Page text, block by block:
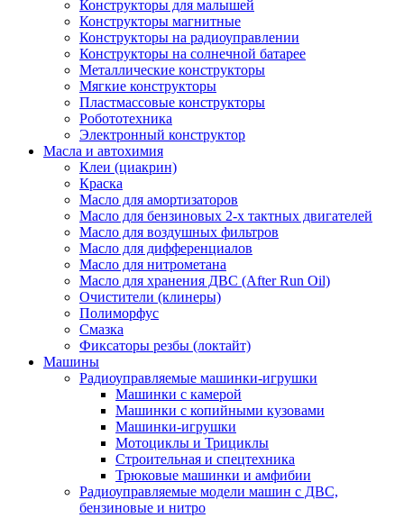
Конструкторы для малышей
Конструкторы магнитные
Конструкторы на радиоуправлении
Конструкторы на солнечной батарее
Металлические конструкторы
Мягкие конструкторы
Пластмассовые конструкторы
Робототехника
Электронный конструктор
Масла и автохимия
Клеи (циакрин)
Краска
Масло для амортизаторов
Масло для бензиновых 2-х тактных двигателей
Масло для воздушных фильтров
Масло для дифференциалов
Масло для нитрометана
Масло для хранения ДВС (After Run Oil)
Очистители (клинеры)
Полиморфус
Смазка
Фиксаторы резбы (локтайт)
Машины
Радиоуправляемые машинки-игрушки
Машинки с камерой
Машинки с копийными кузовами
Машинки-игрушки
Мотоциклы и Трициклы
Строительная и спецтехника
Трюковые машинки и амфибии
Радиоуправляемые модели машин с ДВС,
бензиновые и нитро